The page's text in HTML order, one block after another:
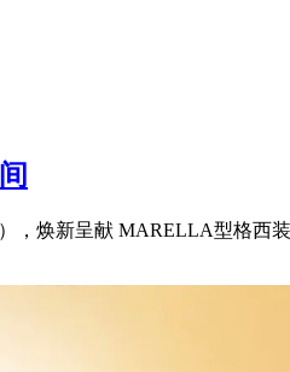
，焕新呈献 MARELLA型格西